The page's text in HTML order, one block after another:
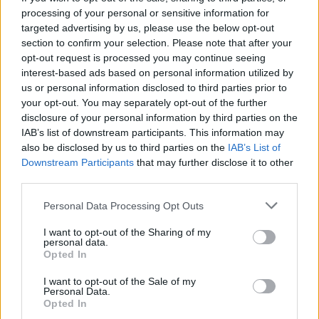
processing of your personal or sensitive information for
targeted advertising by us, please use the below opt-out
section to confirm your selection. Please note that after your
opt-out request is processed you may continue seeing
interest-based ads based on personal information utilized by
us or personal information disclosed to third parties prior to
your opt-out. You may separately opt-out of the further
disclosure of your personal information by third parties on the
IAB’s list of downstream participants. This information may
also be disclosed by us to third parties on the IAB’s List of
Downstream Participants that may further disclose it to other
Personal Data Processing Opt Outs
I want to opt-out of the Sharing of my
personal data.
Opted In
I want to opt-out of the Sale of my
Personal Data.
Opted In
acondicionado el camino que lleva hasta él.
Esta edificación tuvo que ser imponente en sus
orígenes, su extensión y lo que queda de sus muros
deja testimonio de ello, siendo capaz de albergar a
gran número de habitantes en su irregular estructura
interior. Fue concebida como alcazaba bereber allá
por el año 850, de estilo almohade, aunque muy
modificada a lo largo de su historia. Posteriormente,
en el año 1236, el castillo fue reconquistado por las
tropas de Fernando III y entregado en 1241 a la orden
de Alcántara como gesto de gratitud.
Durante el siglo XVII el progresivo estado de ruina
llevó a sus moradores a abandonarlo por completo,
el periodo de la guerra civil española, donde debido a
su ventajosa posición estratégica, se construyó un